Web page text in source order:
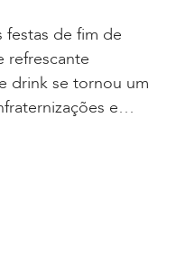
festas de fim de
refrescante
drink se tornou um
e…